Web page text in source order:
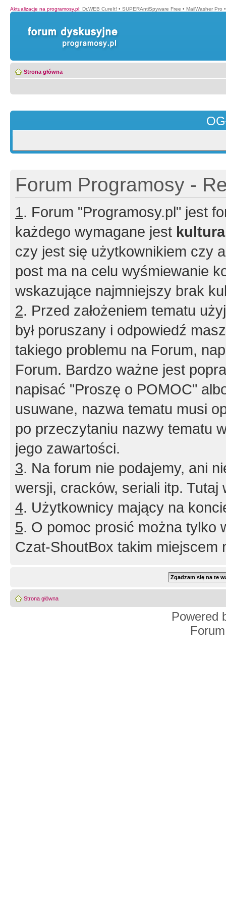
Aktualizacje na programosy.pl: Dr.WEB CureIt! • SUPERAntiSpyware Free • MailWasher Pro
Strona główna
Forum Programosy -
1. Forum "Programosy.pl" jest
każdego wymagane jest
czy jest się użytkownikiem czy
post ma na celu wyśmiewanie
wskazujące najmniejszy brak
2. Przed założeniem tematu
był poruszany i odpowiedź
takiego problemu na Forum,
Forum. Bardzo ważne jest
napisać "Proszę o POMOC"
usuwane, nazwa tematu musi
po przeczytaniu nazwy tematu
jego zawartości.
3. Na forum nie podajemy, ani
wersji, cracków, seriali itp. Tutaj
4. Użytkownicy mający na
5. O pomoc prosić można tylko
Czat-ShoutBox takim miejscem
Strona główna
Powered